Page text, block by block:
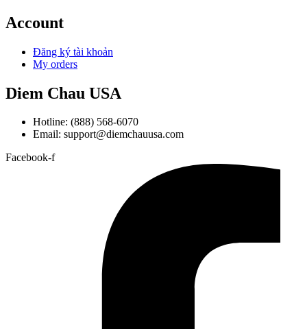
Account
Đăng ký tài khoản
My orders
Diem Chau USA
Hotline: (888) 568-6070
Email: support@diemchauusa.com
Facebook-f